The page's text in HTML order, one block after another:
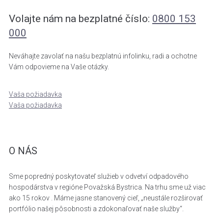
Volajte nám na bezplatné číslo: 0800 153
000
Neváhajte zavolať na našu bezplatnú infolinku, radi a ochotne
Vám odpovieme na Vaše otázky.
Vaša požiadavka
Vaša požiadavka
O NÁS
Sme popredný poskytovateľ služieb v odvetví odpadového
hospodárstva v regióne Považská Bystrica. Na trhu sme už viac
ako 15 rokov . Máme jasne stanovený cieľ, „neustále rozširovať
portfólio našej pôsobnosti a zdokonaľovať naše služby“.